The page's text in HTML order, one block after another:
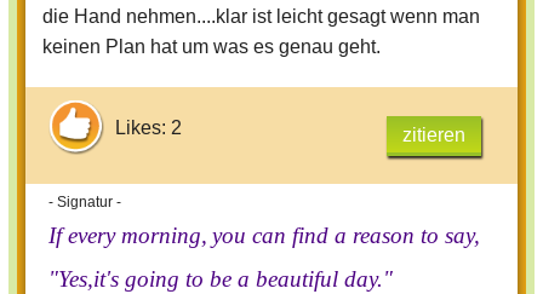
die Hand nehmen....klar ist leicht gesagt wenn man
keinen Plan hat um was es genau geht.
Likes: 2 zitieren
- Signatur -
If every morning, you can find a reason to say,
"Yes,it's going to be a beautiful day."